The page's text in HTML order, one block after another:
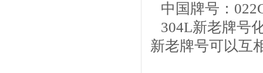
中国牌号：
304L新老牌号
新老牌号可以互